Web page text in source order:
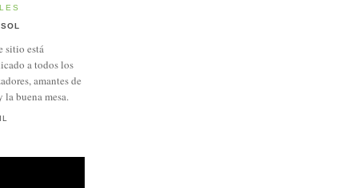
SOL
sitio está
a todos los
amantes de
buena mesa.